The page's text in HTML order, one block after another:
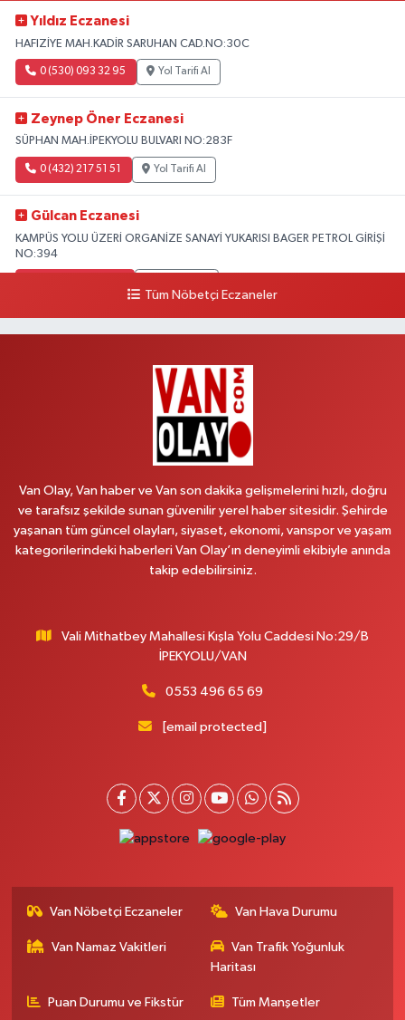
Yıldız Eczanesi
HAFIZİYE MAH.KADİR SARUHAN CAD.NO:30C
0 (530) 093 32 95 Yol Tarifi Al
Zeynep Öner Eczanesi
SÜPHAN MAH.İPEKYOLU BULVARI NO:283F
0 (432) 217 51 51 Yol Tarifi Al
Gülcan Eczanesi
KAMPÜS YOLU ÜZERİ ORGANİZE SANAYİ YUKARISI BAGER PETROL GİRİŞİ
NO:394
HEKİM HASTANESİ ACİL KARŞISI
Yol Tarifi Al
MAHMUDİYE MAH.ATATÜRK CAD.NO:17B
0 (531) 621 69 65 Yol Tarifi Al
Onay Eczanesi
MERAŞEL FEVZİ ÇAKMAK CAD. KÜLTÜR SARAYI KIZILAY KAN MERKEZİ
Yenı Derman Eczanesi
Akdamar Hastanesi Acil yanı. İpekyolu. Hatuniye mahallesi terzioğlu, Eski
Yol Tarifi Al
Kışla Mah.Çınarlı Cad.1038 Sk.No:93 3-4
0 (432) 354 37 36 Yol Tarifi Al
BAHÇELİEVLER MAH.MUSLİH GÖRENTAŞ BULVARI NO:57Çağdaş fırının
Tüm Nöbetçi Eczaneler
Van Olay, Van haber ve Van son dakika gelişmelerini hızlı, doğru
ve tarafsız şekilde sunan güvenilir yerel haber sitesidir. Şehirde
yaşanan tüm güncel olayları, siyaset, ekonomi, vanspor ve yaşam
kategorilerindeki haberleri Van Olay’ın deneyimli ekibiyle anında
takip edebilirsiniz.
Vali Mithatbey Mahallesi Kışla Yolu Caddesi No:29/B
İPEKYOLU/VAN
0553 496 65 69
[email protected]
Van Nöbetçi Eczaneler Van Hava Durumu
Van Namaz Vakitleri
Van Trafik Yoğunluk
Haritası
Puan Durumu ve Fikstür Tüm Manşetler